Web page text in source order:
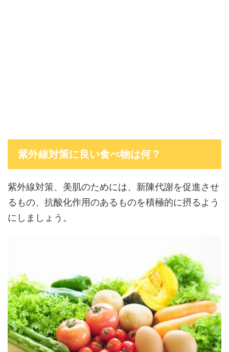
紫外線対策に良い食べ物は何？
紫外線対策、美肌のためには、新陳代謝を促進させ
るもの、抗酸化作用のあるものを積極的に摂るよう
にしましょう。